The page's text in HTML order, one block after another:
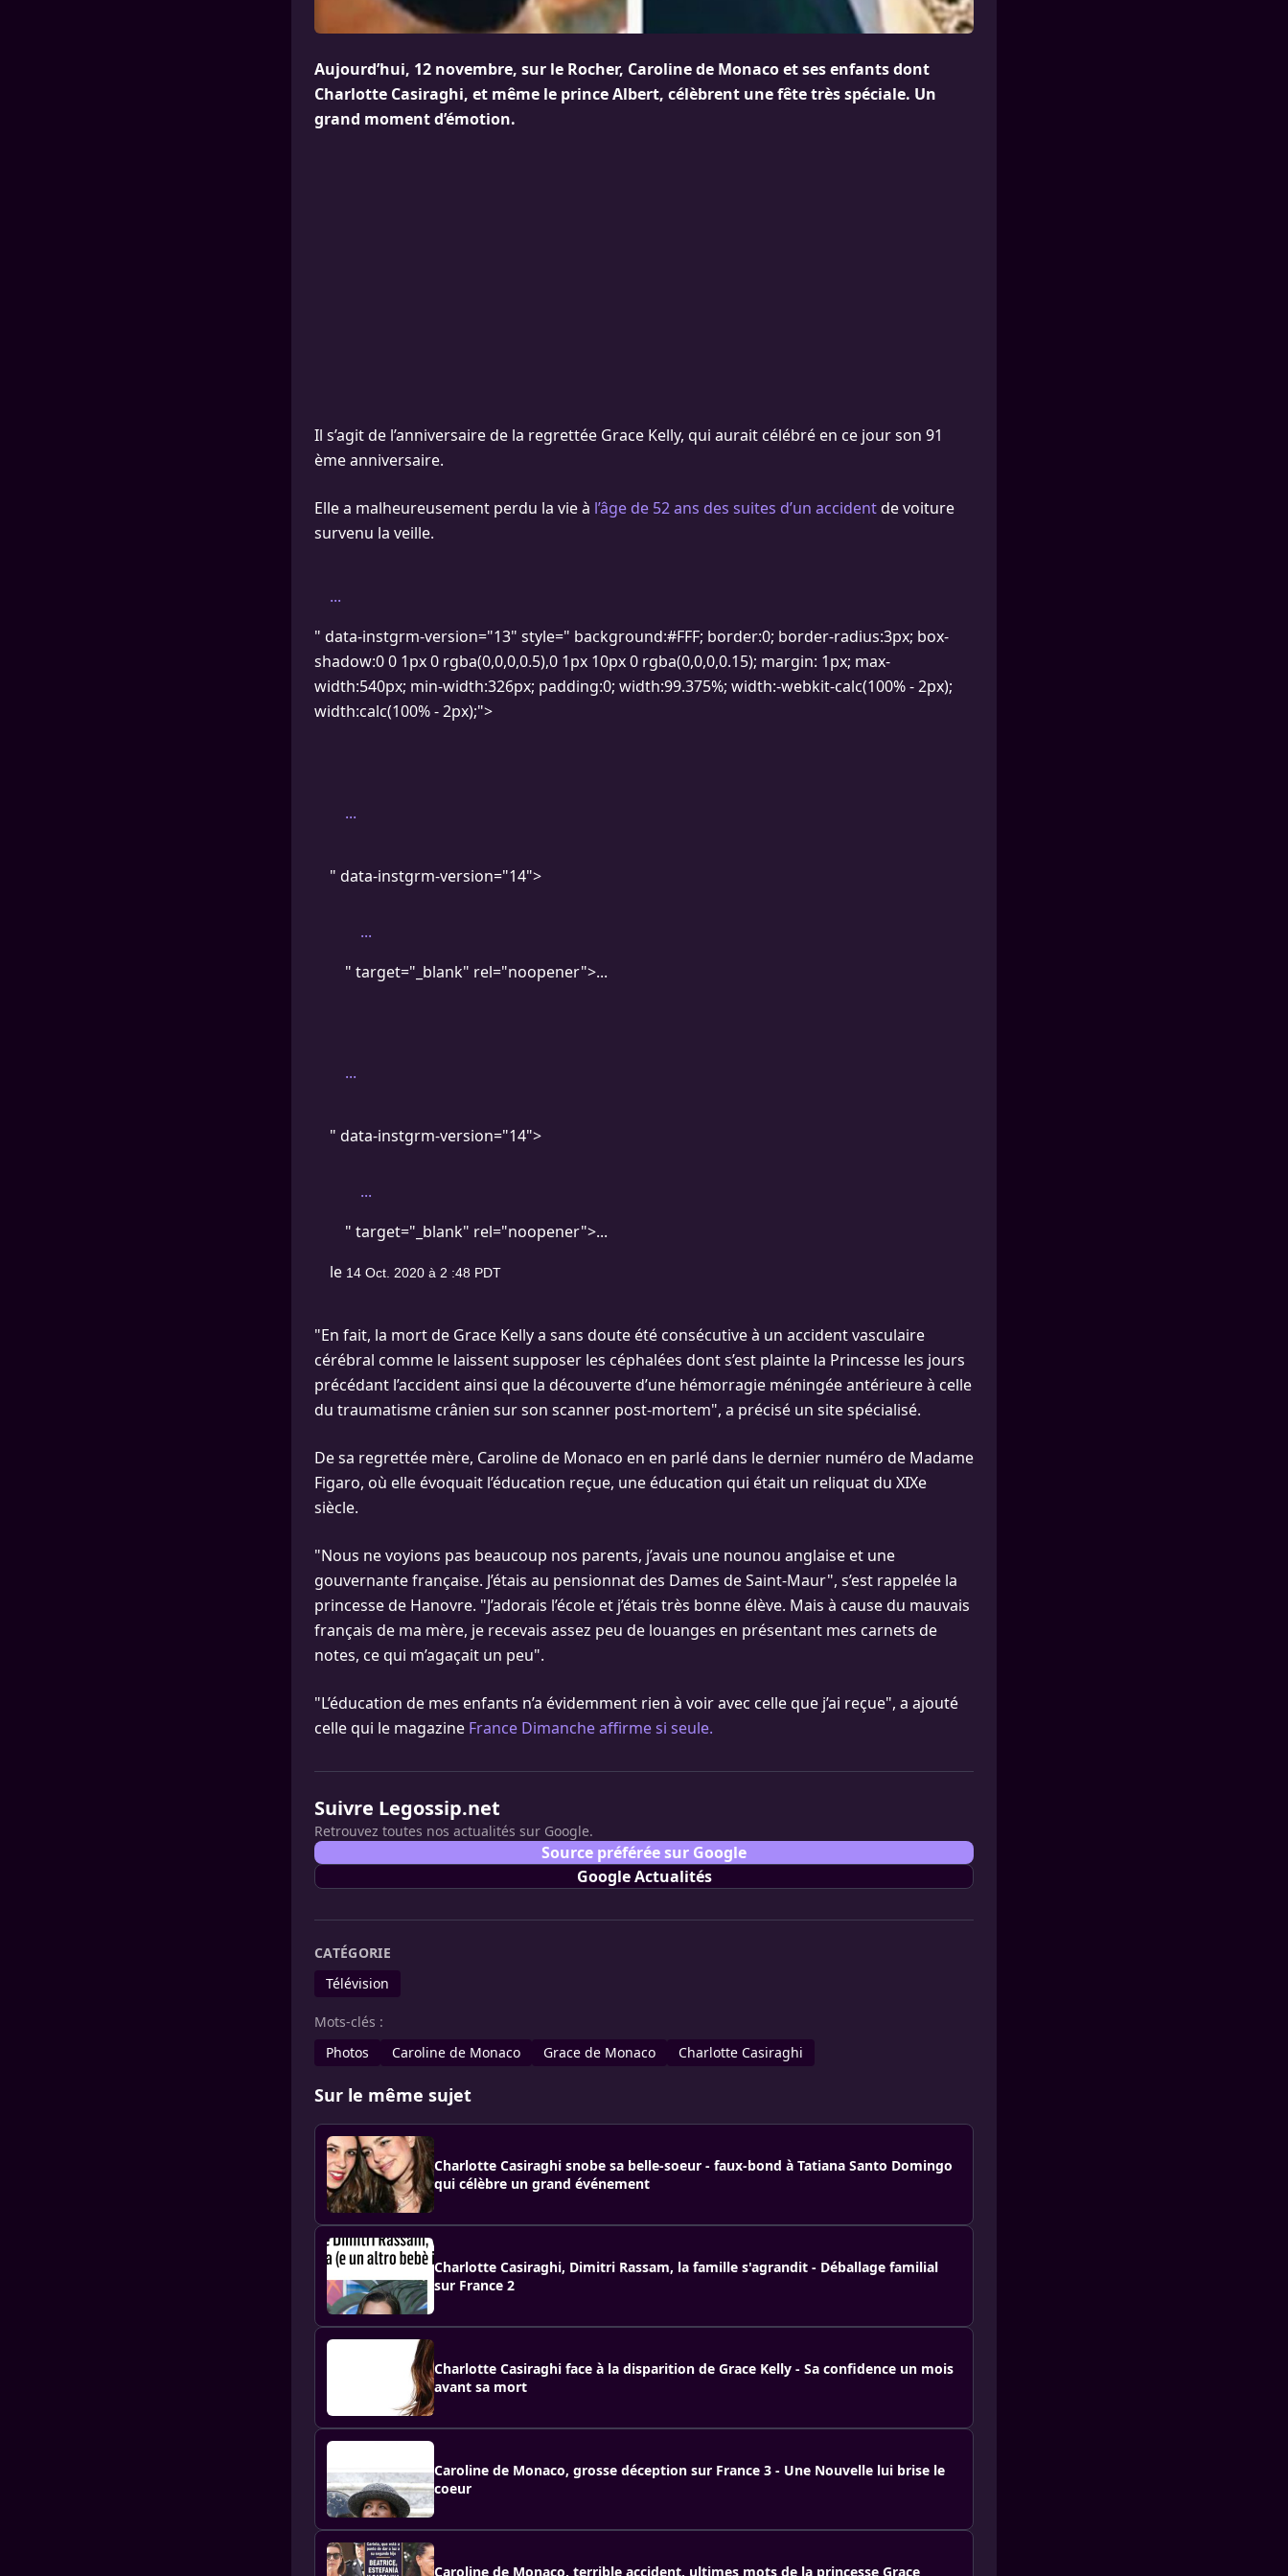
Aujourd’hui, 12 novembre, sur le Rocher, Caroline de Monaco et ses enfants dont
Charlotte Casiraghi, et même le prince Albert, célèbrent une fête très spéciale. Un
grand moment d’émotion.
Il s’agit de l’anniversaire de la regrettée Grace Kelly, qui aurait célébré en ce jour son 91
ème anniversaire.
Elle a malheureusement perdu la vie à l’âge de 52 ans des suites d’un accidentde voiture
survenu la veille.
...
" data-instgrm-version="13" style=" background:#FFF; border:0; border-radius:3px; box-
shadow:0 0 1px 0 rgba(0,0,0,0.5),0 1px 10px 0 rgba(0,0,0,0.15); margin: 1px; max-
width:540px; min-width:326px; padding:0; width:99.375%; width:-webkit-calc(100% - 2px);
width:calc(100% - 2px);">
...
" data-instgrm-version="14">
...
" target="_blank" rel="noopener">...
...
" data-instgrm-version="14">
...
" target="_blank" rel="noopener">...
le 14 Oct. 2020 à 2 :48 PDT
"En fait, la mort de Grace Kelly a sans doute été consécutive à un accident vasculaire
cérébral comme le laissent supposer les céphalées dont s’est plainte la Princesse les jours
précédant l’accident ainsi que la découverte d’une hémorragie méningée antérieure à celle
du traumatisme crânien sur son scanner post-mortem", a précisé un site spécialisé.
De sa regrettée mère, Caroline de Monaco en en parlé dans le dernier numéro de Madame
Figaro, où elle évoquait l’éducation reçue, une éducation qui était un reliquat du XIXe
siècle.
"Nous ne voyions pas beaucoup nos parents, j’avais une nounou anglaise et une
gouvernante française. J’étais au pensionnat des Dames de Saint-Maur", s’est rappelée la
princesse de Hanovre. "J’adorais l’école et j’étais très bonne élève. Mais à cause du mauvais
français de ma mère, je recevais assez peu de louanges en présentant mes carnets de
notes, ce qui m’agaçait un peu".
"L’éducation de mes enfants n’a évidemment rien à voir avec celle que j’ai reçue", a ajouté
celle qui le magazine France Dimanche affirme si seule.
Suivre Legossip.net
Retrouvez toutes nos actualités sur Google.
Source préférée sur Google
Google Actualités
CATÉGORIE
Télévision
Mots-clés :
Photos
Caroline de Monaco Grace de Monaco Charlotte Casiraghi
Sur le même sujet
Charlotte Casiraghi snobe sa belle-soeur - faux-bond à Tatiana Santo Domingo
qui célèbre un grand événement
Charlotte Casiraghi, Dimitri Rassam, la famille s'agrandit - Déballage familial
sur France 2
Charlotte Casiraghi face à la disparition de Grace Kelly - Sa confidence un mois
avant sa mort
Caroline de Monaco, grosse déception sur France 3 - Une Nouvelle lui brise le
coeur
Caroline de Monaco, terrible accident, ultimes mots de la princesse Grace